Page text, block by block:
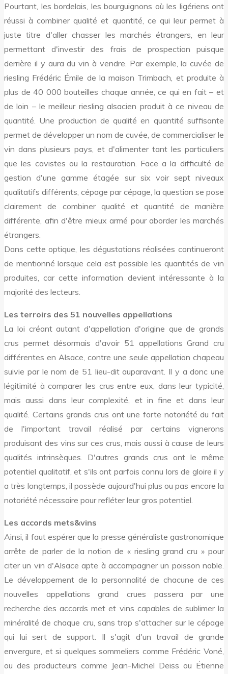
Pourtant, les bordelais, les bourguignons où les ligériens ont
réussi à combiner qualité et quantité, ce qui leur permet à
juste titre d'aller chasser les marchés étrangers, en leur
permettant d'investir des frais de prospection puisque
derrière il y aura du vin à vendre. Par exemple, la cuvée de
riesling Frédéric Émile de la maison Trimbach, et produite à
plus de 40 000 bouteilles chaque année, ce qui en fait – et
de loin – le meilleur riesling alsacien produit à ce niveau de
quantité. Une production de qualité en quantité suffisante
permet de développer un nom de cuvée, de commercialiser le
vin dans plusieurs pays, et d'alimenter tant les particuliers
que les cavistes ou la restauration. Face a la difficulté de
gestion d'une gamme étagée sur six voir sept niveaux
qualitatifs différents, cépage par cépage, la question se pose
clairement de combiner qualité et quantité de manière
différente, afin d'être mieux armé pour aborder les marchés
étrangers.
Dans cette optique, les dégustations réalisées continueront
de mentionné lorsque cela est possible les quantités de vin
produites, car cette information devient intéressante à la
majorité des lecteurs.
Les terroirs des 51 nouvelles appellations
La loi créant autant d'appellation d'origine que de grands
crus permet désormais d'avoir 51 appellations Grand cru
différentes en Alsace, contre une seule appellation chapeau
suivie par le nom de 51 lieu-dit auparavant. Il y a donc une
légitimité à comparer les crus entre eux, dans leur typicité,
mais aussi dans leur complexité, et in fine et dans leur
qualité. Certains grands crus ont une forte notoriété du fait
de l'important travail réalisé par certains vignerons
produisant des vins sur ces crus, mais aussi à cause de leurs
qualités intrinsèques. D'autres grands crus ont le même
potentiel qualitatif, et s'ils ont parfois connu lors de gloire il y
a très longtemps, il possède aujourd'hui plus ou pas encore la
notoriété nécessaire pour refléter leur gros potentiel.
Les accords mets&vins
Ainsi, il faut espérer que la presse généraliste gastronomique
arrête de parler de la notion de « riesling grand cru » pour
citer un vin d'Alsace apte à accompagner un poisson noble.
Le développement de la personnalité de chacune de ces
nouvelles appellations grand crues passera par une
recherche des accords met et vins capables de sublimer la
minéralité de chaque cru, sans trop s'attacher sur le cépage
qui lui sert de support. Il s'agit d'un travail de grande
envergure, et si quelques sommeliers comme Frédéric Voné,
ou des producteurs comme Jean-Michel Deiss ou Étienne